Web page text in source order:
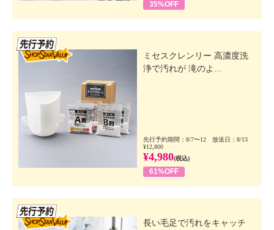
35%OFF
ミセスクレンリー 高濃度洗
浄で汚れが 滝のよ...
先行予約期間：8/7〜12 放送日：8/13
¥12,800
¥4,980(税込)
61%OFF
長い毛足で汚れをキャッチ